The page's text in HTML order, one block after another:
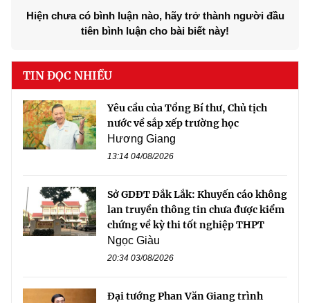
Hiện chưa có bình luận nào, hãy trở thành người đầu
tiên bình luận cho bài biết này!
TIN ĐỌC NHIỀU
Yêu cầu của Tổng Bí thư, Chủ tịch
nước về sắp xếp trường học
Hương Giang
13:14 04/08/2026
Sở GDĐT Đắk Lắk: Khuyến cáo không
lan truyền thông tin chưa được kiểm
chứng về kỳ thi tốt nghiệp THPT
Ngọc Giàu
20:34 03/08/2026
Đại tướng Phan Văn Giang trình